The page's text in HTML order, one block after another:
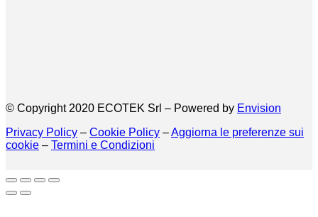
© Copyright 2020 ECOTEK Srl – Powered by Envision
Privacy Policy – Cookie Policy –Aggiorna le preferenze sui
cookie – Termini e Condizioni